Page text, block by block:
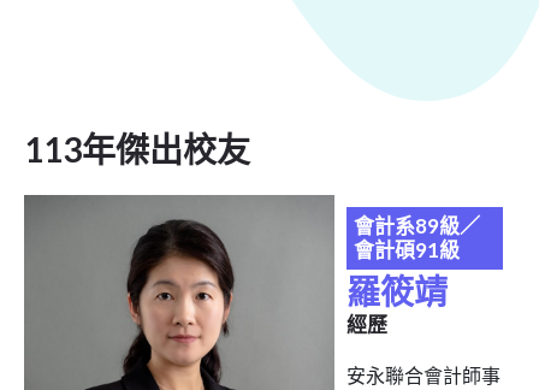
113年傑出校友
會計系89級／
會計碩91級
羅筱靖
經歷
安永聯合會計師事